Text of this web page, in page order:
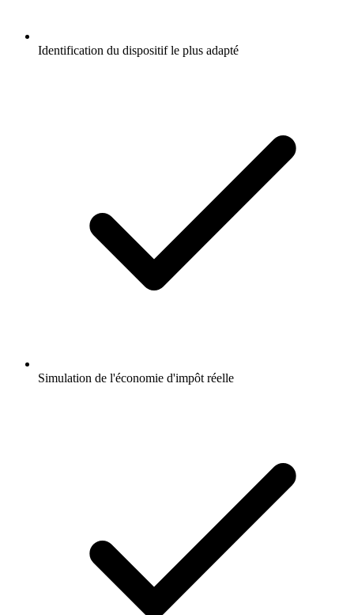
Identification du dispositif le plus adapté
Simulation de l'économie d'impôt réelle